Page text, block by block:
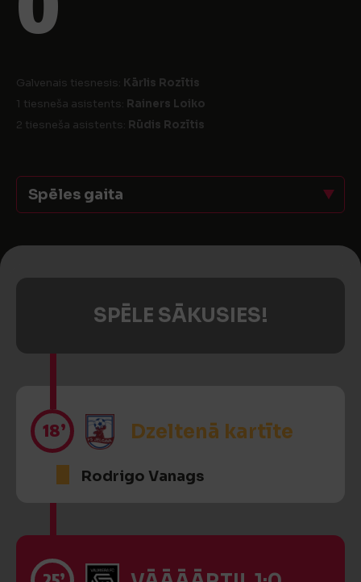
Galvenais tiesnesis: Kārlis Rozītis
1 tiesneša asistents: Rainers Loiko
2 tiesneša asistents: Rūdis Rozītis
Spēles gaita
SPĒLE SĀKUSIES!
18’ Dzeltenā kartīte
Rodrigo Vanags